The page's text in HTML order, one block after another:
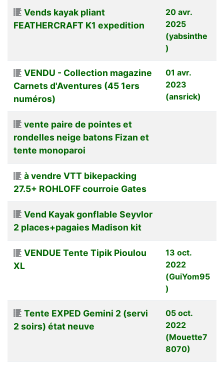
Vends kayak pliant
FEATHERCRAFT K1 expedition
20 avr.
2025
(yabsinthe
)
VENDU - Collection magazine
Carnets d'Aventures (45 1ers
numéros)
01 avr.
2023
(ansrick)
vente paire de pointes et
rondelles neige batons Fizan et
tente monoparoi
à vendre VTT bikepacking
27.5+ ROHLOFF courroie Gates
Vend Kayak gonflable Seyvlor
2 places+pagaies Madison kit
VENDUE Tente Tipik Pioulou
XL
13 oct.
2022
(GuiYom95
)
Tente EXPED Gemini 2 (servi
2 soirs) état neuve
05 oct.
2022
(Mouette7
8070)